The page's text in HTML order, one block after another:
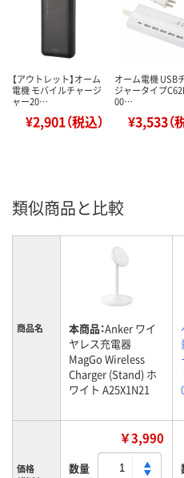
【アウトレット】オーム
電機 モバイルチャージ
ャー20…
¥2,901（税込）
オーム電機 USB
ジャータイプ
00…
¥3,533（
類似商品と比較
商品名 本商品：Anker ワイ
ヤレス充電器
MagGo Wireless
Charger (Stand) ホ
ワイト A25X1N21
価格
￥3,990
数量